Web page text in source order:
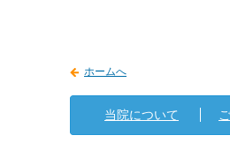
ホームへ
当院について